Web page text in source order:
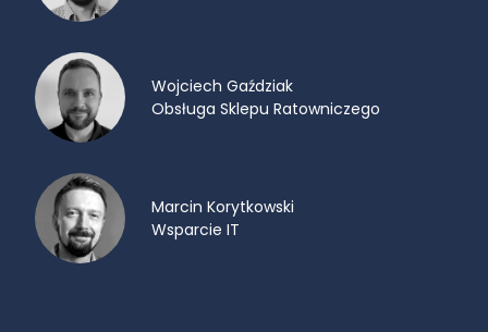
Wojciech Gaździak
Obsługa Sklepu Ratowniczego
Marcin Korytkowski
Wsparcie IT